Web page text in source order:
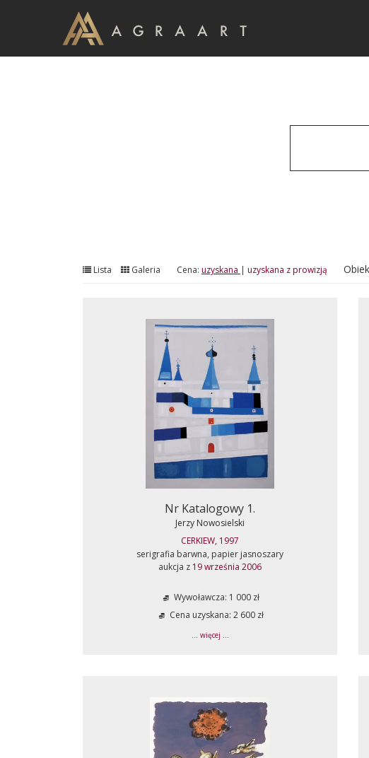
Lista Galeria Cena: uzyskana | uzyskana z prowizją
Nr Katalogowy 1.
Jerzy Nowosielski
CERKIEW, 1997
serigrafia barwna, papier jasnoszary
aukcja z 19 września 2006
Wywoławcza: 1 000 zł
Cena uzyskana: 2 600 zł
... więcej ...